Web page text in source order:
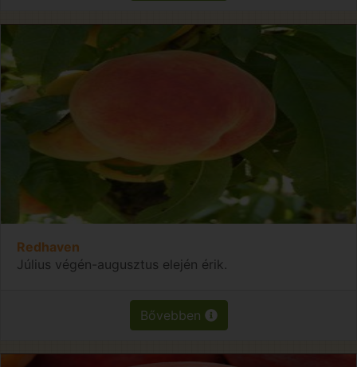
Redhaven
Július végén-augusztus elején érik.
Bővebben